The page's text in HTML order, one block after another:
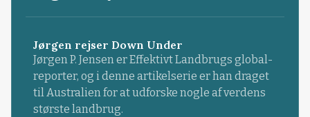
Jørgen rejser Down Under
Jørgen P. Jensen er Effektivt Landbrugs global-
reporter, og i denne artikelserie er han draget
til Australien for at udforske nogle af verdens
største landbrug.